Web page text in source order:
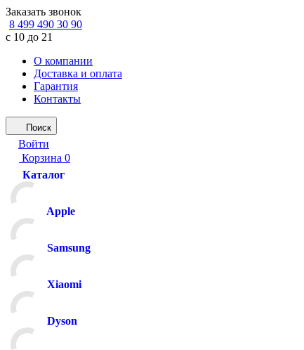
Заказать звонок
8 499 490 30 90
с 10 до 21
О компании
Доставка и оплата
Гарантия
Контакты
Поиск
Войти
Корзина 0
Каталог
Apple
Samsung
Xiaomi
Dyson